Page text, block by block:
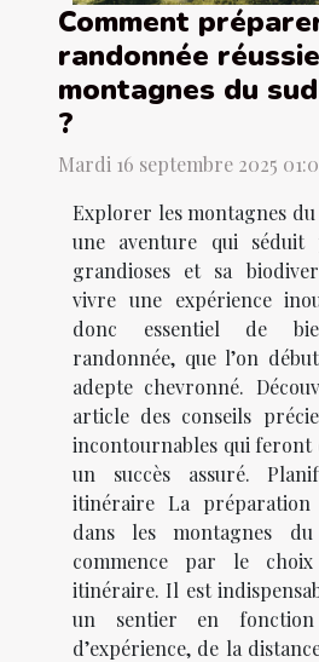
Comment
randonnée
montagnes du
?
Mardi 16 septembre 2025
Explorer les montagnes du
une aventure qui séduit
grandioses et sa
vivre une expérience
donc essentiel de
randonnée, que l’on
adepte chevronné.
article des conseils
incontournables qui feront
un succès assuré.
itinéraire La préparation
dans les montagnes
commence par le
itinéraire. Il est
un sentier en
d’expérience, de la